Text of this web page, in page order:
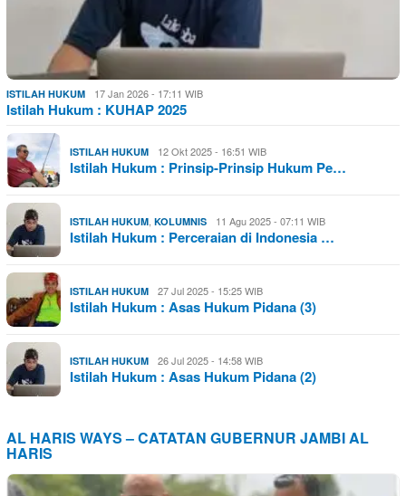
ISTILAH HUKUM 17 Jan 2026 - 17:11 WIB
Istilah Hukum : KUHAP 2025
ISTILAH HUKUM 12 Okt 2025 - 16:51 WIB
Istilah Hukum : Prinsip-Prinsip Hukum Pe…
ISTILAH HUKUM, KOLUMNIS 11 Agu 2025 - 07:11 WIB
Istilah Hukum : Perceraian di Indonesia …
ISTILAH HUKUM 27 Jul 2025 - 15:25 WIB
Istilah Hukum : Asas Hukum Pidana (3)
ISTILAH HUKUM 26 Jul 2025 - 14:58 WIB
Istilah Hukum : Asas Hukum Pidana (2)
AL HARIS WAYS – CATATAN GUBERNUR JAMBI AL
HARIS